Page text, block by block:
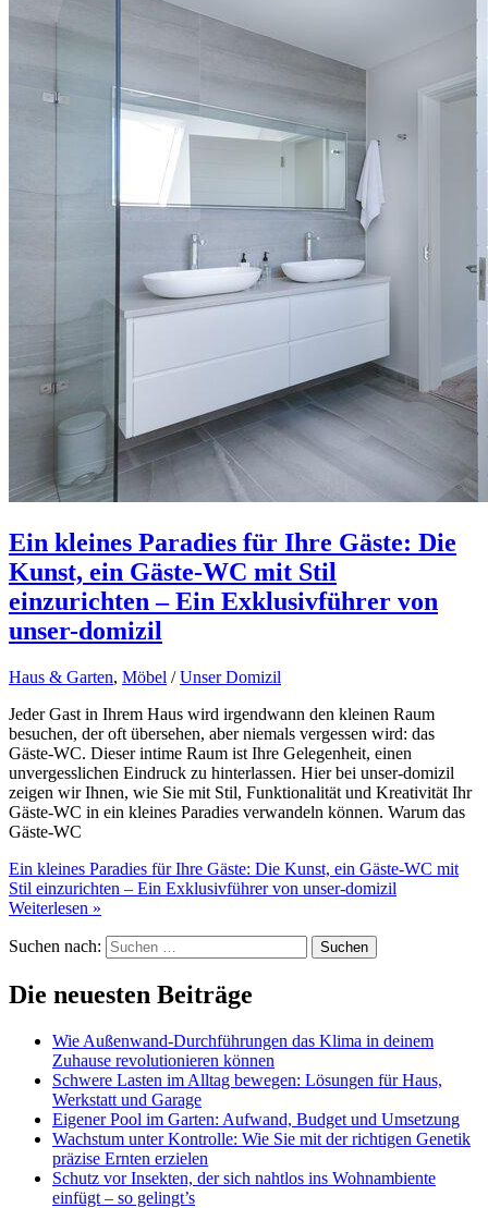
Ein kleines Paradies für Ihre Gäste: Die
Kunst, ein Gäste-WC mit Stil
einzurichten – Ein Exklusivführer von
unser-domizil
Haus & Garten, Möbel /Unser Domizil
Jeder Gast in Ihrem Haus wird irgendwann den kleinen Raum
besuchen, der oft übersehen, aber niemals vergessen wird: das
Gäste-WC. Dieser intime Raum ist Ihre Gelegenheit, einen
unvergesslichen Eindruck zu hinterlassen. Hier bei unser-domizil
zeigen wir Ihnen, wie Sie mit Stil, Funktionalität und Kreativität Ihr
Gäste-WC in ein kleines Paradies verwandeln können. Warum das
Gäste-WC
Ein kleines Paradies für Ihre Gäste: Die Kunst, ein Gäste-WC mit
Stil einzurichten – Ein Exklusivführer von unser-domizil
Weiterlesen »
Suchen nach:
Die neuesten Beiträge
Wie Außenwand-Durchführungen das Klima in deinem
Zuhause revolutionieren können
Schwere Lasten im Alltag bewegen: Lösungen für Haus,
Werkstatt und Garage
Eigener Pool im Garten: Aufwand, Budget und Umsetzung
Wachstum unter Kontrolle: Wie Sie mit der richtigen Genetik
präzise Ernten erzielen
Schutz vor Insekten, der sich nahtlos ins Wohnambiente
einfügt – so gelingt’s